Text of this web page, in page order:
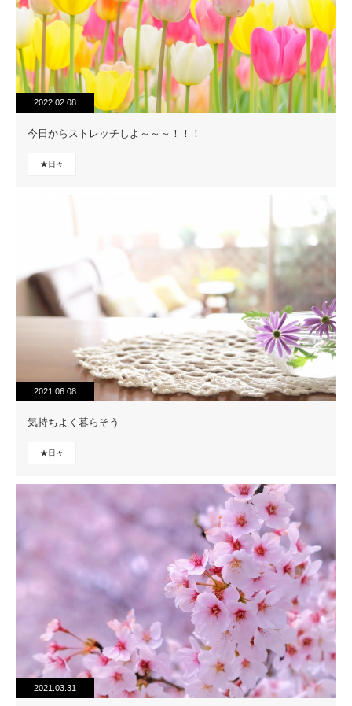
2022.02.08
今日からストレッチしよ～～～！！！
★日々
2021.06.08
気持ちよく暮らそう
★日々
2021.03.31